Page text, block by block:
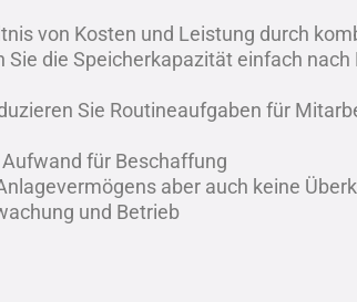
von Kosten und Leistung durch
die Speicherkapazität einfach
Sie Routineaufgaben für
für Beschaffung
aber auch keine
und Betrieb